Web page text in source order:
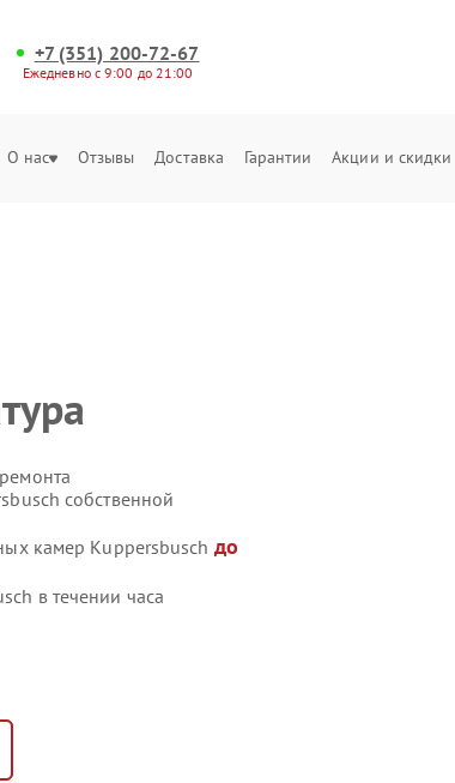
+7 (351) 200-72-67
Ежедневно с 9:00 до 21:00
О нас Отзывы Доставка Гарантии Акции и скидки
собственной
камер Kuppersbusch до
в течении часа